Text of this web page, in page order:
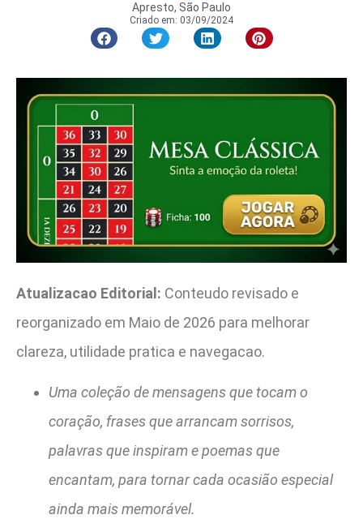
Apresto, São Paulo
Criado em: 03/09/2024
Atualizacao Editorial: Conteudo revisado e
reorganizado em Maio de 2026 para melhorar
clareza, utilidade pratica e navegacao.
Uma coleção de mensagens que tocam o
coração, frases que arrancam sorrisos,
palavras que inspiram e poemas que
encantam, para tornar cada ocasião especial
ainda mais memorável.